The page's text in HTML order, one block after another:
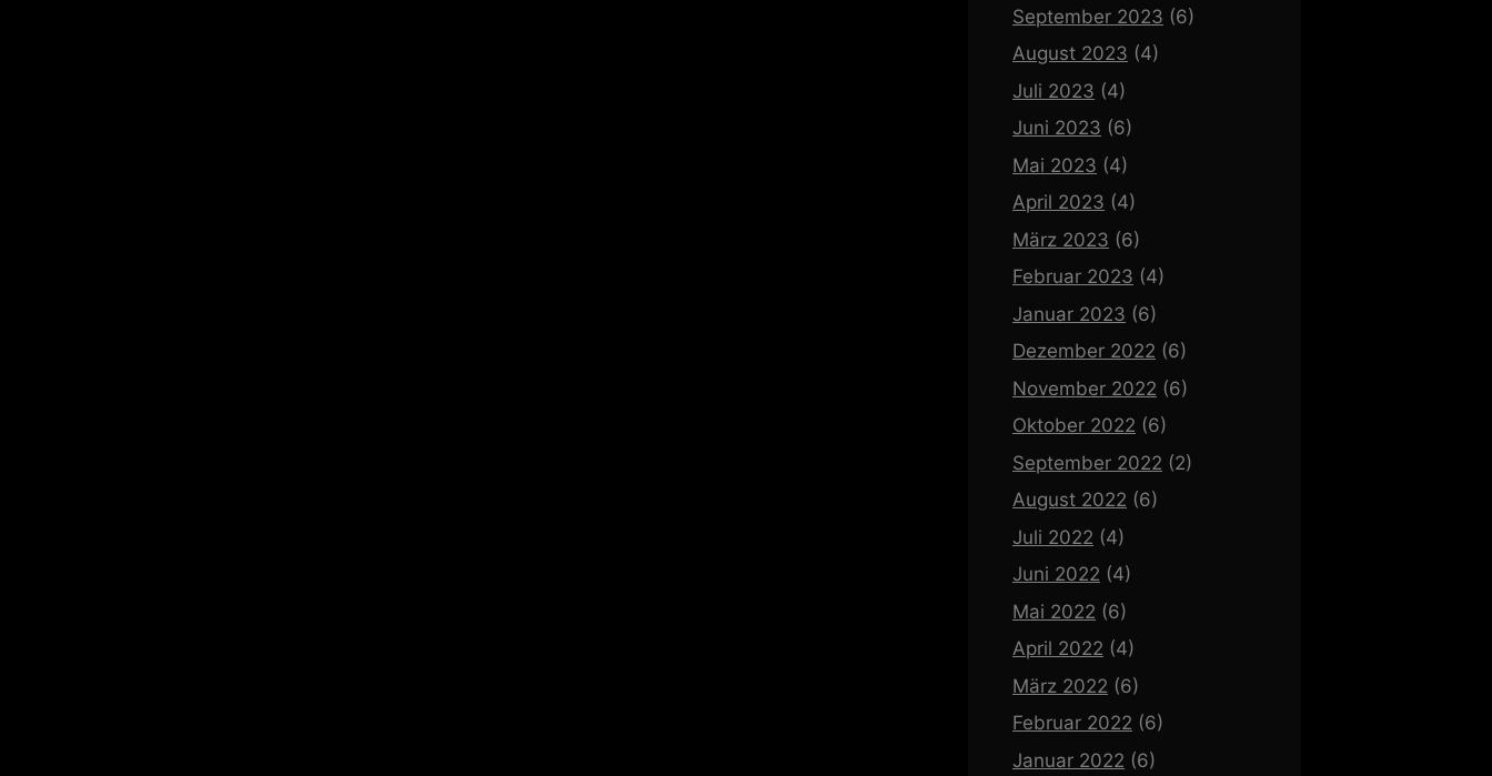
September 2023 (6)
August 2023 (4)
Juli 2023 (4)
Juni 2023 (6)
Mai 2023 (4)
April 2023 (4)
März 2023 (6)
Februar 2023 (4)
Januar 2023 (6)
Dezember 2022 (6)
November 2022 (6)
Oktober 2022 (6)
September 2022 (2)
August 2022 (6)
Juli 2022 (4)
Juni 2022 (4)
Mai 2022 (6)
April 2022 (4)
März 2022 (6)
Februar 2022 (6)
Januar 2022 (6)